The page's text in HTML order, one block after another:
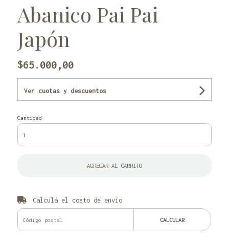
Abanico Pai Pai
Japón
$65.000,00
Ver cuotas y descuentos
Cantidad
AGREGAR AL CARRITO
Calculá el costo de envío
CALCULAR